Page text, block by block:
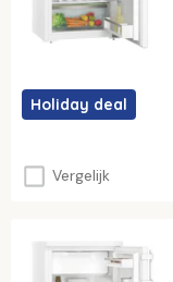
Holiday deal
Vergelijk